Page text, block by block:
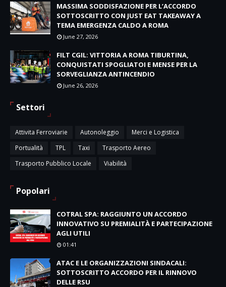
MASSIMA SODDISFAZIONE PER L’ACCORDO
SOTTOSCRITTO CON JUST EAT TAKEAWAY A
TEMA EMERGENZA CALDO A ROMA
June 27, 2026
FILT CGIL: VITTORIA A ROMA TIBURTINA,
CONQUISTATI SPOGLIATOI E MENSE PER LA
SORVEGLIANZA ANTINCENDIO
June 26, 2026
Settori
Attivita Ferroviarie Autonoleggio
Merci e Logistica
Portualità
TPL Taxi
Trasporto Aereo
Trasporto Pubblico Locale
Viabilità
Popolari
COTRAL SPA: RAGGIUNTO UN ACCORDO
INNOVATIVO SU PREMIALITÀ E PARTECIPAZIONE
AGLI UTILI
01:41
ATAC E LE ORGANIZZAZIONI SINDACALI:
SOTTOSCRITTO ACCORDO PER IL RINNOVO
DELLE RSU